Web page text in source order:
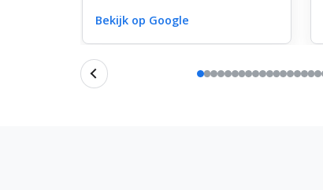
vlinders om alsnog in het
Bekijk op Google